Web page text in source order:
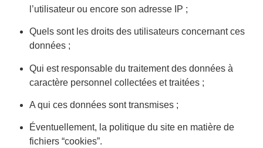
l’utilisateur ou encore son adresse IP ;
Quels sont les droits des utilisateurs concernant ces
données ;
Qui est responsable du traitement des données à
caractère personnel collectées et traitées ;
A qui ces données sont transmises ;
Éventuellement, la politique du site en matière de
fichiers “cookies”.